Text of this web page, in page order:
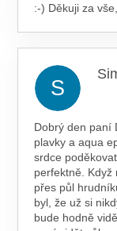
:-) Děkuji za
S
Dobrý den paní
plavky a aqua
srdce
perfektně. Když
přes půl
byl, že už si
bude hodně